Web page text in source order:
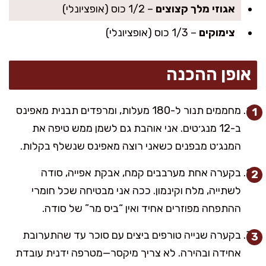
אגוזי מלך קצוצים – 1/2 כוס (אופציונלי)
צימוקים – 1/3 כוס (אופציונלי)
אופן ההכנה
מחממים תנור ל-180 מעלות, ומרפדים תבנית מאפינס
ב-12 מנג׳טים. אני אוהבת גם לשמן ממש טיפה את
המנג׳ט מבפנים כשאני רוצה מאפינס שנשלף בקלות.
בקערה אחת מערבבים קמח, אבקת אפייה, סודה
לשתייה, מלח וקינמון. ככה אני מבטיחה שכל חומרי
ההתפחה מפוזרים אחיד ואין “ביס מר” של סודה.
בקערה שנייה טורפים ביצים עם סוכר עד שהתערובת
אחידה ובהירה. לא צריך מיקסר—מטרפה ידנית עובדת